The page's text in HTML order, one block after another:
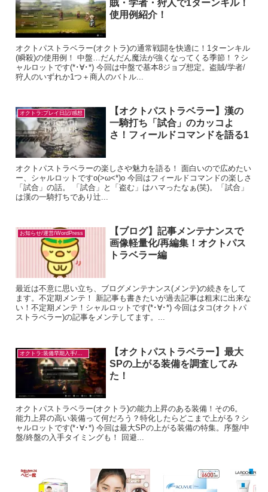
賊・学者・狩人で1ターンキル！
使用例紹介！
オクトパストラベラー(オクトラ)の通常戦闘を快適に！1ターンキル
(瞬殺)の使用例！ 中盤…だんだん魔法が強くなってくる季節！？シ
ャルロットです(*･∀･*) 今回は中盤で基本8ジョブ想定。盗賊/学者/
狩人のいずれか1つ＋商人のバトル...
オクトラ:プレイ日記/感想
【オクトパストラベラー】漢の
一騎打ち「試合」のカッコよ
さ！フィールドコマンドを語る1
オクトパストラベラーの楽しさや魅力を語る！ 面白いので広めたい
ー、シャルロットですo(>ω<*)o 今回はフィールドコマンドの楽しさ
「試合」の話。 「試合」と「盗む」はハマったなぁ(笑)。「試合」
は漢の一騎打ちであり辻...
お知らせ/運営/WordPress
【ブログ】記事メンテナンスで
画像軽量化/再編集！オクトパス
トラベラー編
最近は不意に思い立ち、ブログメンテナンス(メンテ)の続きをして
ます。不定期メンテ！ 新記事も書きたいが過去記事は粗末に出来な
い！不定期メンテ！シャルロットです(*･∀･*) 今回はタコ(オクトパ
ストラベラー)の記事をメンテしてます。...
オクトラ:装備早期入手/目的別
【オクトパストラベラー】最大
SPの上がる装備を調査してみ
た！
オクトパストラベラー(オクトラ)の能力上昇のある装備！その6。
能力上昇の高い装備って何だろう？特化したらどこまで上がる？シ
ャルロットです(*･∀･*) 今回は最大SPの上がる装備の特集。序盤/中
盤/終盤の入手タイミングも！ 回避...